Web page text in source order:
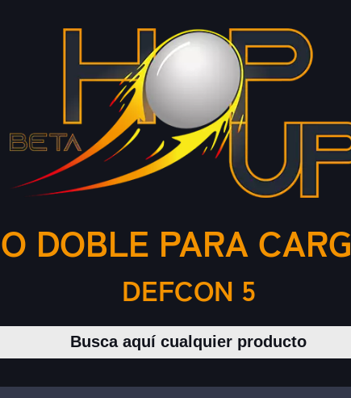
DOBLE PARA
DEFCON 5
Buscar productos